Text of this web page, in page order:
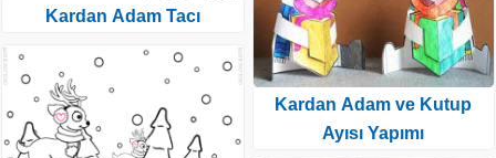
Kardan Adam Tacı
Kardan Adam ve Kutup
Ayısı Yapımı